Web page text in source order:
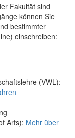
Fakultät sind
können Sie
bestimmter
einschreiben:
(VWL):
Arts): Mehr über